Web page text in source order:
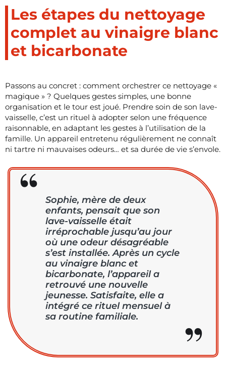
Les étapes du nettoyage
complet au vinaigre blanc
et bicarbonate
Passons au concret : comment orchestrer ce nettoyage «
magique » ? Quelques gestes simples, une bonne
organisation et le tour est joué. Prendre soin de son lave-
vaisselle, c’est un rituel à adopter selon une fréquence
raisonnable, en adaptant les gestes à l’utilisation de la
famille. Un appareil entretenu régulièrement ne connaît
ni tartre ni mauvaises odeurs… et sa durée de vie s’envole.
Sophie, mère de deux
enfants, pensait que son
lave-vaisselle était
irréprochable jusqu’au jour
où une odeur désagréable
s’est installée. Après un cycle
au vinaigre blanc et
bicarbonate, l’appareil a
retrouvé une nouvelle
jeunesse. Satisfaite, elle a
intégré ce rituel mensuel à
sa routine familiale.